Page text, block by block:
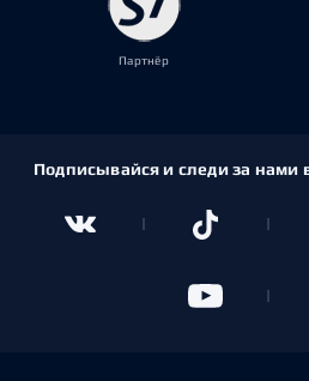
Партнёр
Подписывайся и следи за нами